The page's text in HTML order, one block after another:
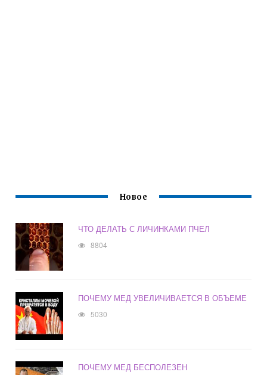
Новое
ЧТО ДЕЛАТЬ С ЛИЧИНКАМИ ПЧЕЛ
8804
ПОЧЕМУ МЕД УВЕЛИЧИВАЕТСЯ В ОБЪЕМЕ
5030
ПОЧЕМУ МЕД БЕСПОЛЕЗЕН